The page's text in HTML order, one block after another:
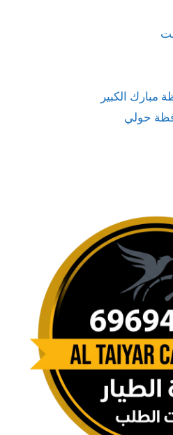
الكبير
حولي